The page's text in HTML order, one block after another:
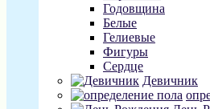
Годовщина
Белые
Гелиевые
Фигуры
Сердце
Девичник